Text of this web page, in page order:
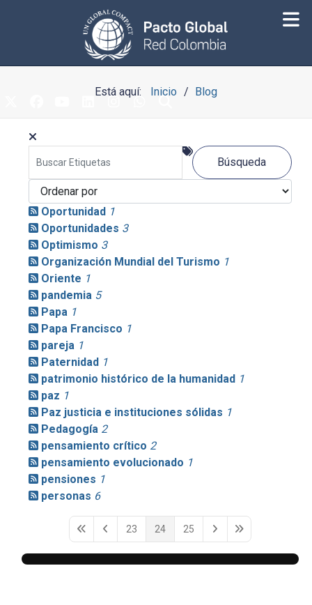
Está aquí: Inicio Blog
Búsqueda
Oportunidad 1
Oportunidades 3
Optimismo 3
Organización Mundial del Turismo 1
Oriente 1
pandemia 5
Papa 1
Papa Francisco 1
pareja 1
Paternidad 1
patrimonio histórico de la humanidad 1
paz 1
Paz justicia e instituciones sólidas 1
Pedagogía 2
pensamiento crítico 2
pensamiento evolucionado 1
pensiones 1
personas 6
First PagePrevious Page
23 24 25
Next PageLast Page